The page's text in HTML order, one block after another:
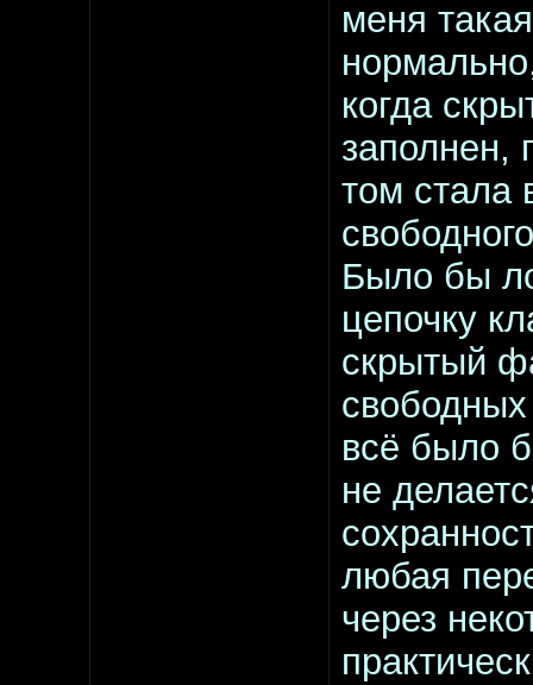
меня
когда
заполнен,
том стала
Было бы
цепочку
скрытый
всё было
не
любая
через